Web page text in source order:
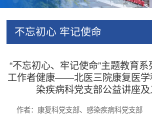
不忘初心 牢记使命
“不忘初心、牢记使命”主题教育
工作者健康——北医三院康复医学
染疾病科党支部公益讲座
作者：康复科党支部、感染疾病科党支部